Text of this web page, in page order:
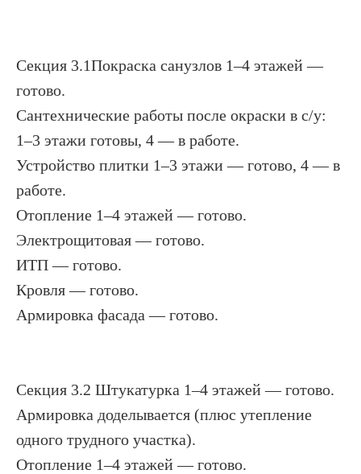
Секция 3.1Покраска санузлов 1–4 этажей —
готово.
Сантехнические работы после окраски в с/у:
1–3 этажи готовы, 4 — в работе.
Устройство плитки 1–3 этажи — готово, 4 — в
работе.
Отопление 1–4 этажей — готово.
Электрощитовая — готово.
ИТП — готово.
Кровля — готово.
Армировка фасада — готово.
Секция 3.2 Штукатурка 1–4 этажей — готово.
Армировка доделывается (плюс утепление
одного трудного участка).
Отопление 1–4 этажей — готово.